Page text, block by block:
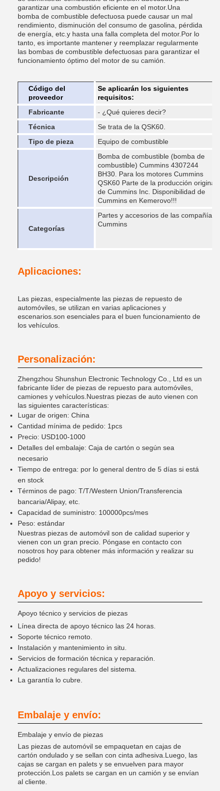
garantizar una combustión eficiente en el motor.Una
bomba de combustible defectuosa puede causar un mal
rendimiento, disminución del consumo de gasolina, pérdida
de energía, etc.y hasta una falla completa del motor.Por lo
tanto, es importante mantener y reemplazar regularmente
las bombas de combustible defectuosas para garantizar el
funcionamiento óptimo del motor de su camión.
Código del
proveedor
Se aplicarán los siguientes
requisitos:
Fabricante
- ¿Qué quieres decir?
Técnica
Se trata de la QSK60.
Tipo de pieza
Equipo de combustible
Descripción
Bomba de combustible (bomba de
combustible) Cummins 4307244
BH30. Para los motores Cummins
QSK60 Parte de la producción original
de Cummins Inc. Disponibilidad de
Cummins en Kemerovo!!!
Categorías
Partes y accesorios de las compañías
Cummins
Aplicaciones:
Las piezas, especialmente las piezas de repuesto de
automóviles, se utilizan en varias aplicaciones y
escenarios.son esenciales para el buen funcionamiento de
los vehículos.
Personalización:
Zhengzhou Shunshun Electronic Technology Co., Ltd es un
fabricante líder de piezas de repuesto para automóviles,
camiones y vehículos.Nuestras piezas de auto vienen con
las siguientes características:
Lugar de origen: China
Cantidad mínima de pedido: 1pcs
Precio: USD100-1000
Detalles del embalaje: Caja de cartón o según sea
necesario
Tiempo de entrega: por lo general dentro de 5 días si está
en stock
Términos de pago: T/T/Western Union/Transferencia
bancaria/Alipay, etc.
Capacidad de suministro: 100000pcs/mes
Peso: estándar
Nuestras piezas de automóvil son de calidad superior y
vienen con un gran precio. Póngase en contacto con
nosotros hoy para obtener más información y realizar su
pedido!
Apoyo y servicios:
Apoyo técnico y servicios de piezas
Línea directa de apoyo técnico las 24 horas.
Soporte técnico remoto.
Instalación y mantenimiento in situ.
Servicios de formación técnica y reparación.
Actualizaciones regulares del sistema.
La garantía lo cubre.
Embalaje y envío:
Embalaje y envío de piezas
Las piezas de automóvil se empaquetan en cajas de
cartón ondulado y se sellan con cinta adhesiva.Luego, las
cajas se cargan en palets y se envuelven para mayor
protección.Los palets se cargan en un camión y se envían
al cliente.